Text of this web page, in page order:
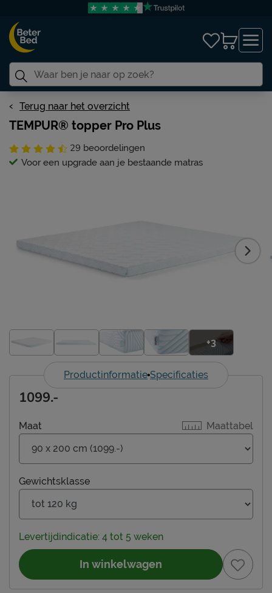
Terug naar het overzicht
TEMPUR® topper Pro Plus
29 beoordelingen
Voor een upgrade aan je bestaande matras
+3
Productinformatie Specificaties
Maattabel
Maat
Gewichtsklasse
1099.-
Levertijdindicatie: 4 tot 5 weken
In winkelwagen